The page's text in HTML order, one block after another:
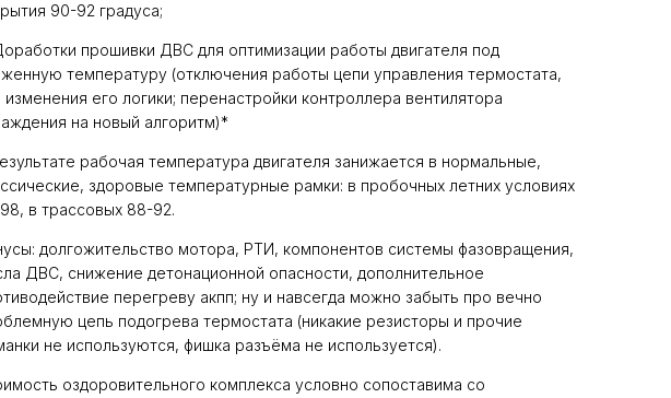
90-92 градуса;
прошивки ДВС для оптимизации работы двигателя под
температуру (отключения работы цепи управления термостата,
изменения его логики; перенастройки контроллера вентилятора
на новый алгоритм)*
рабочая температура двигателя занижается в нормальные,
здоровые температурные рамки: в пробочных летних условиях
в трассовых 88-92.
долгожительство мотора, РТИ, компонентов системы фазовращения,
ДВС, снижение детонационной опасности, дополнительное
перегреву акпп; ну и навсегда можно забыть про вечно
цепь подогрева термостата (никакие резисторы и прочие
не используются, фишка разъёма не используется).
оздоровительного комплекса условно сопоставима со